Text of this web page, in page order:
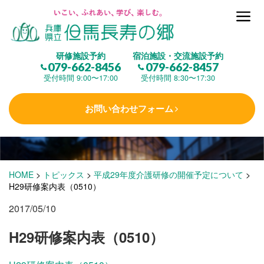
研修施設予約
079-662-8456
受付時間 9:00〜17:00
宿泊施設・交流施設予約
079-662-8457
受付時間 8:30〜17:30
お問い合わせフォーム
但馬長寿の郷とは
(研修施設)
楽しむ
学 ぶ(健康福祉)
泊まる(宿泊)
HOME > トピックス > 平成29年度介護研修の開催予定について >
H29研修案内表（0510）
2017/05/10
H29研修案内表（0510）